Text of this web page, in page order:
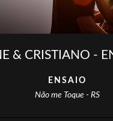
& CRISTIANO -
ENSAIO
Não me Toque - RS